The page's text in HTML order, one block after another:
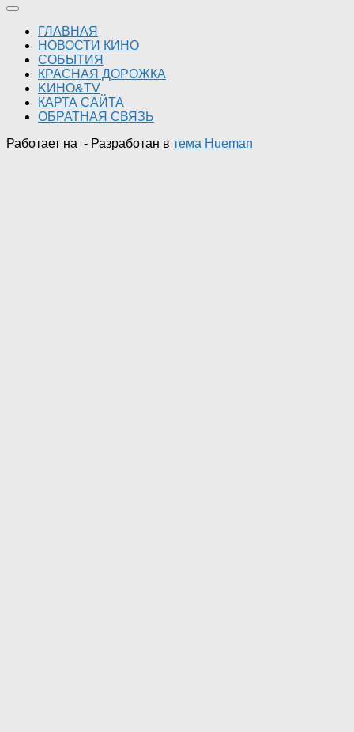
ГЛАВНАЯ
НОВОСТИ КИНО
СОБЫТИЯ
КРАСНАЯ ДОРОЖКА
KИНО&TV
КАРТА САЙТА
ОБРАТНАЯ СВЯЗЬ
Работает на - Разработан в тема Hueman